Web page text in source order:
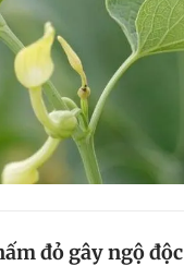
đỏ gây ngộ độc